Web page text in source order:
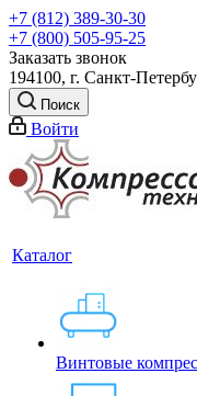
+7 (812) 389-30-30
+7 (800) 505-95-25
Заказать звонок
194100, г. Санкт-
Поиск
Войти
Каталог
Винтовые